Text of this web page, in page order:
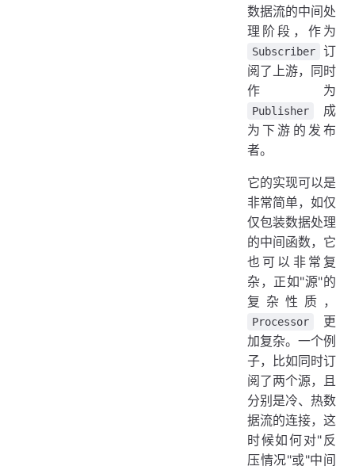
数据流的中间处
理阶段，作为
Subscriber
订
阅了上游，同时
作为
Publisher
成
为下游的发布
者。
它的实现可以是
非常简单，如仅
仅包装数据处理
的中间函数，它
也可以非常复
杂，正如"源"的
复杂性质，
Processor
更
加复杂。一个例
子，比如同时订
阅了两个源，且
分别是冷、热数
据流的连接，这
时候如何对"反
压情况"或"中间